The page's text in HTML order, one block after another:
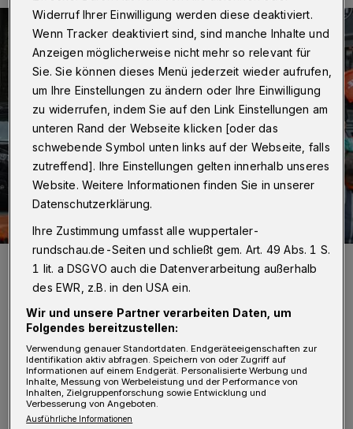
Die Teilnehmerinnen und Teilnehmer in der Neumarktstraße.
Foto: Christoph Petersenn/Christoph Petersen
„Während die Folgen der Klimakrise immer
dramatischer werden, attackieren Rechte
Widerruf Ihrer Einwilligung werden diese deaktiviert.
Wenn Tracker deaktiviert sind, sind manche Inhalte und
Anzeigen möglicherweise nicht mehr so relevant für
Sie. Sie können dieses Menü jederzeit wieder aufrufen,
um Ihre Einstellungen zu ändern oder Ihre Einwilligung
zu widerrufen, indem Sie auf den Link Einstellungen am
unteren Rand der Webseite klicken [oder das
schwebende Symbol unten links auf der Webseite, falls
zutreffend]. Ihre Einstellungen gelten innerhalb unseres
Website. Weitere Informationen finden Sie in unserer
Datenschutzerklärung.
Ihre Zustimmung umfasst alle wuppertaler-
rundschau.de-Seiten und schließt gem. Art. 49 Abs. 1 S.
1 lit. a DSGVO auch die Datenverarbeitung außerhalb
des EWR, z.B. in den USA ein.
Wir und unsere Partner verarbeiten Daten, um
Folgendes bereitzustellen:
Verwendung genauer Standortdaten. Endgeräteeigenschaften zur
Identifikation aktiv abfragen. Speichern von oder Zugriff auf
Informationen auf einem Endgerät. Personalisierte Werbung und
Inhalte, Messung von Werbeleistung und der Performance von
Inhalten, Zielgruppenforschung sowie Entwicklung und
Verbesserung von Angeboten.
Ausführliche Informationen